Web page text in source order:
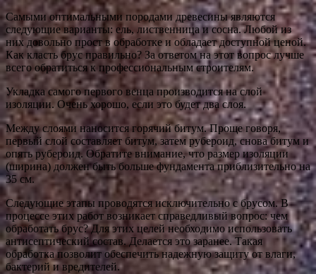
Самыми оптимальными породами древесины являются
следующие варианты: ель, лиственница и сосна. Любой из
них довольно прост в обработке и обладает доступной ценой.
Как класть брус правильно? За ответом на этот вопрос лучше
всего обратиться к профессиональным строителям.
Укладка самого первого венца производится на слой
изоляции. Очень хорошо, если это будет два слоя.
Между слоями наносится горячий битум. Проще говоря,
первый слой составляет битум, затем рубероид, снова битум и
опять рубероид. Обратите внимание, что размер изоляции
(ширина) должен быть больше фундамента приблизительно на
35 см.
Следующие этапы проводятся исключительно с брусом. В
процессе этих работ возникает справедливый вопрос: чем
обработать брус? Для этих целей необходимо использовать
антисептический состав. Делается это заранее. Такая
обработка позволит обеспечить надежную защиту от влаги,
бактерий и вредителей.